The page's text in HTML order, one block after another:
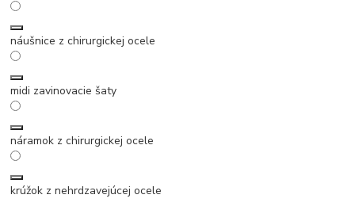
náušnice z chirurgickej ocele
midi zavinovacie šaty
náramok z chirurgickej ocele
krúžok z nehrdzavejúcej ocele